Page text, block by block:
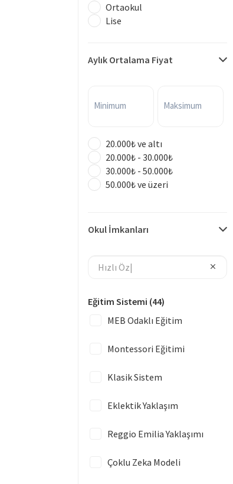
Ortaokul
Lise
Aylık Ortalama Fiyat
Minimum Maksimum
20.000₺ ve altı
20.000₺ - 30.000₺
30.000₺ - 50.000₺
50.000₺ ve üzeri
Okul İmkanları
Eğitim Sistemi (44)
MEB Odaklı Eğitim
Montessori Eğitimi
Klasik Sistem
Eklektik Yaklaşım
Reggio Emilia Yaklaşımı
Çoklu Zeka Modeli